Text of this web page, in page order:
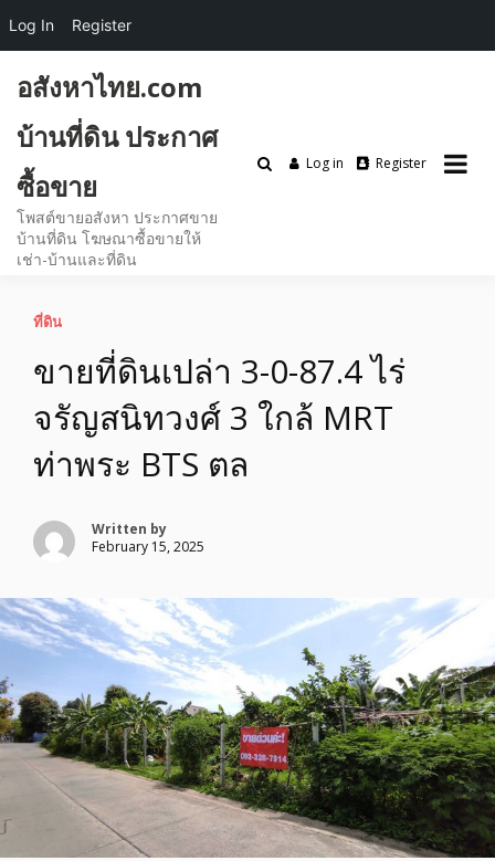
content
อสังหาไทย.com
บ้านที่ดิน ประกาศ
ซื้อขาย
โพสต์ขายอสังหา ประกาศขาย
บ้านที่ดิน โฆษณาซื้อขายให้
เช่า-บ้านและที่ดิน
Log in Register
ที่ดิน
ขายที่ดินเปล่า 3-0-87.4 ไร่
จรัญสนิทวงศ์ 3 ใกล้ MRT
ท่าพระ BTS ตล
Written by
February 15, 2025
Log In Register